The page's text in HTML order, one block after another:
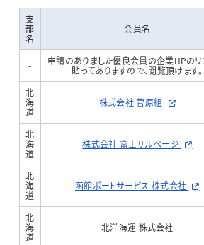
支
部
名
会員名
-
申請のありました優良会員の企業HPのリ
貼ってありますので、閲覧頂けます。
北
海
道
株式会社 菅原組
北
海
道
株式会社 富士サルベージ
北
海
道
函館ポートサービス 株式会社
北
海
道
北洋海運 株式会社